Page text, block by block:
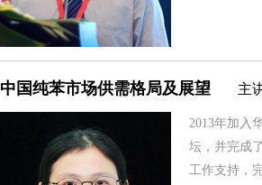
中国纯苯市场供需格局及展望 主
2013年加入
坛，并完成
工作支持，